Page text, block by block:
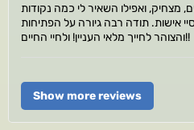
מצחיק, ואפילו השאיר לי כמה נקודות
אישות. תודה רבה גיורה על הפתיחות
והצוהר לחייך מלאי העניין! ולחיי החיים!!
Show more reviews